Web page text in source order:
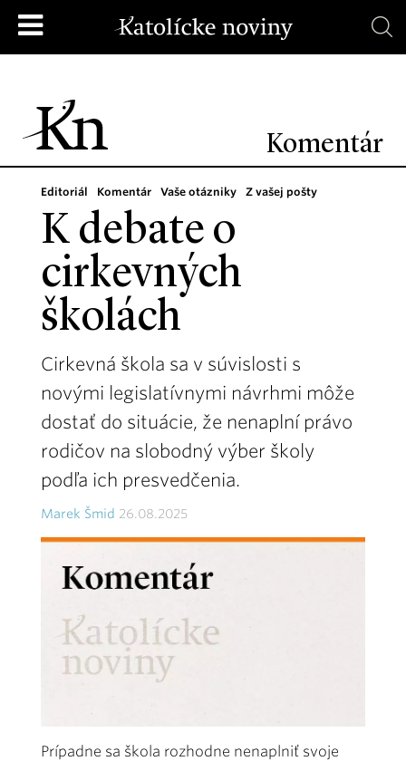
Komentár
Editoriál Komentár Vaše otázniky Z vašej pošty
K debate o
cirkevných
školách
Cirkevná škola sa v súvislosti s
novými legislatívnymi návrhmi môže
dostať do situácie, že nenaplní právo
rodičov na slobodný výber školy
podľa ich presvedčenia.
Marek Šmid 26.08.2025
Prípadne sa škola rozhodne nenaplniť svoje